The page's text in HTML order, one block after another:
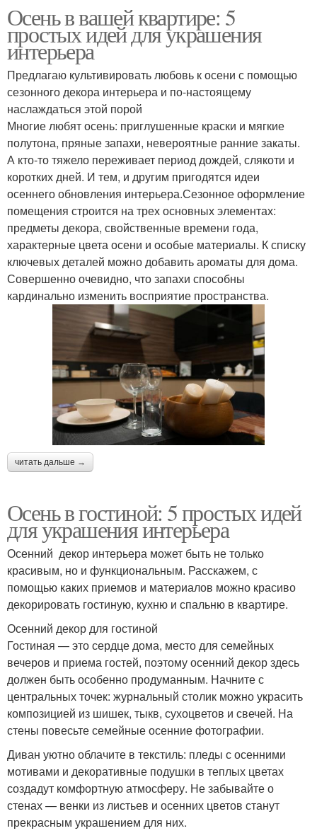
Осень в вашей квартире: 5
простых идей для украшения
интерьера
Предлагаю культивировать любовь к осени с помощью
сезонного декора интерьера и по-настоящему
наслаждаться этой порой
Многие любят осень: приглушенные краски и мягкие
полутона, пряные запахи, невероятные ранние закаты.
А кто-то тяжело переживает период дождей, слякоти и
коротких дней. И тем, и другим пригодятся идеи
осеннего обновления интерьера.Сезонное оформление
помещения строится на трех основных элементах:
предметы декора, свойственные времени года,
характерные цвета осени и особые материалы. К списку
ключевых деталей можно добавить ароматы для дома.
Совершенно очевидно, что запахи способны
кардинально изменить восприятие пространства.
читать дальше →
Осень в гостиной: 5 простых идей
для украшения интерьера
Осенний декор интерьера может быть не только
красивым, но и функциональным. Расскажем, с
помощью каких приемов и материалов можно красиво
декорировать гостиную, кухню и спальню в квартире.
Осенний декор для гостиной
Гостиная — это сердце дома, место для семейных
вечеров и приема гостей, поэтому осенний декор здесь
должен быть особенно продуманным. Начните с
центральных точек: журнальный столик можно украсить
композицией из шишек, тыкв, сухоцветов и свечей. На
стены повесьте семейные осенние фотографии.
Диван уютно облачите в текстиль: пледы с осенними
мотивами и декоративные подушки в теплых цветах
создадут комфортную атмосферу. Не забывайте о
стенах — венки из листьев и осенних цветов станут
прекрасным украшением для них.